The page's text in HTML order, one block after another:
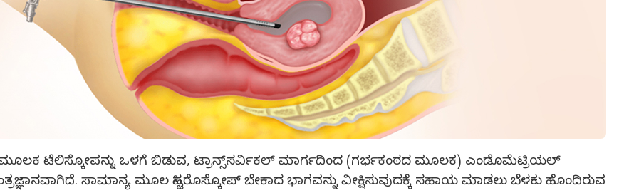
ಮೂಲಕ ಟೆಲಿಸ್ಕೋಪನ್ನು ಒಳಗೆ ಬಿಡುವ, ಟ್ರಾನ್ಸ್‌ಸರ್ವಿಕಲ್ ಮಾರ್ಗದಿಂದ (ಗರ್ಭಕಂಠದ ಮೂಲಕ) ಎಂಡೊಮೆಟ್ರಿಯಲ್
ಸಾಮಾನ್ಯ ಮೂಲ ಹಿಸ್ಟರೊಸ್ಕೋಪ್ ಬೇಕಾದ ಭಾಗವನ್ನು ವೀಕ್ಷಿಸುವುದಕ್ಕೆ ಸಹಾಯ ಮಾಡಲು ಬೆಳಕು ಹೊಂದಿರುವ